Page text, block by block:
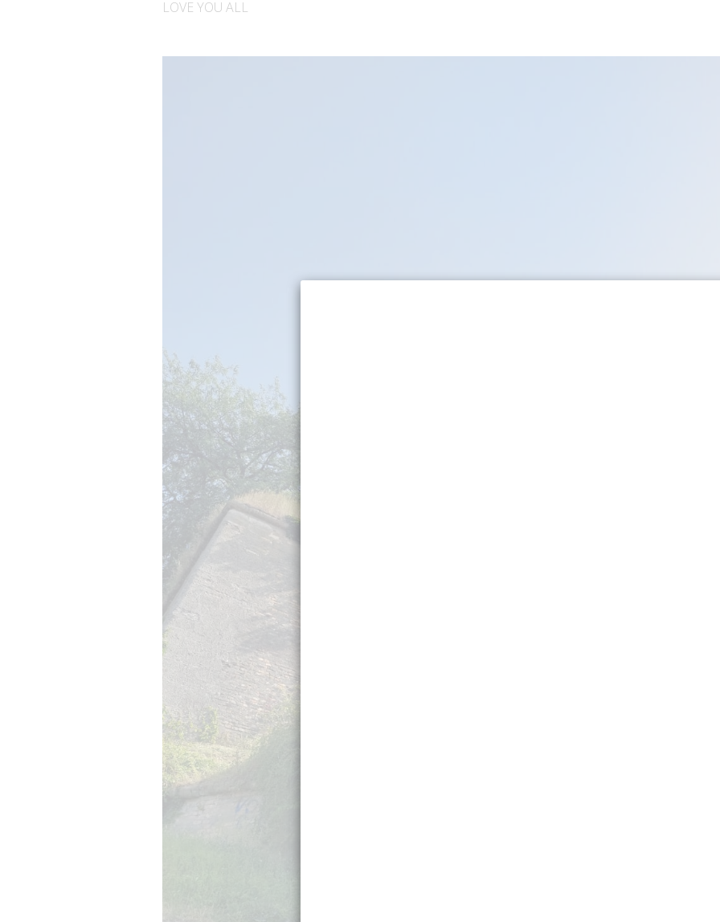
LOVE YOU ALL